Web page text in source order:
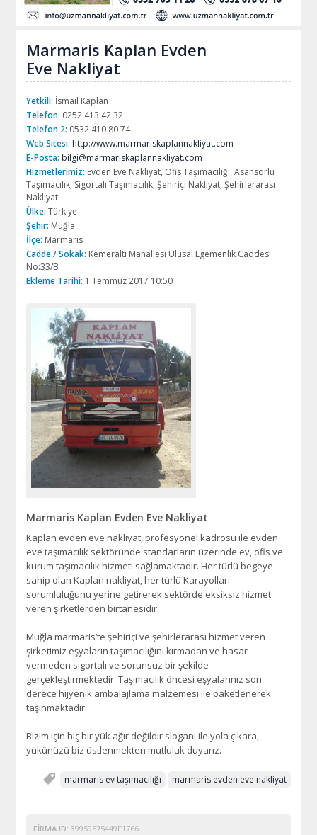
Marmaris Kaplan Evden
Eve Nakliyat
Yetkili: İsmail Kaplan
Telefon: 0252 413 42 32
Telefon 2: 0532 410 80 74
Web Sitesi: http://www.marmariskaplannakliyat.com
E-Posta: bilgi@marmariskaplannakliyat.com
Hizmetlerimiz: Evden Eve Nakliyat, Ofis Taşımacılığı, Asansörlü
Taşımacılık, Sigortalı Taşımacılık, Şehiriçi Nakliyat, Şehirlerarası
Nakliyat
Ülke: Türkiye
Şehir: Muğla
İlçe: Marmaris
Cadde / Sokak: Kemeraltı Mahallesi Ulusal Egemenlik Caddesi
No:33/B
Ekleme Tarihi: 1 Temmuz 2017 10:50
Marmaris Kaplan Evden Eve Nakliyat
Kaplan evden eve nakliyat, profesyonel kadrosu ile evden
eve taşımacılık sektöründe standarların üzerinde ev, ofis ve
kurum taşımacılık hizmeti sağlamaktadır. Her türlü begeye
sahip olan Kaplan nakliyat, her türlü Karayolları
sorumluluğunu yerine getirerek sektörde eksiksiz hizmet
veren şirketlerden birtanesidir.
Muğla marmaris’te şehiriçi ve şehirlerarası hizmet veren
şirketimiz eşyaların taşımacılığını kırmadan ve hasar
vermeden sigortalı ve sorunsuz bir şekilde
gerçekleştirmektedir. Taşımacılık öncesi eşyalarınız son
derece hijyenik ambalajlama malzemesi ile paketlenerek
taşınmaktadır.
Bizim için hiç bir yük ağır değildir sloganı ile yola çıkara,
yükünüzü biz üstlenmekten mutluluk duyarız.
marmaris ev taşımacılığı marmaris evden eve nakliyat
FIRMA ID: 39959575449F1766